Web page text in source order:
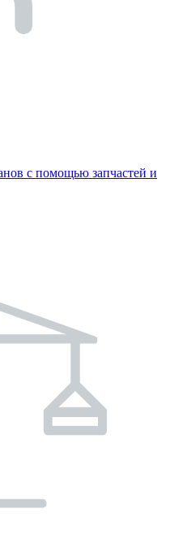
с помощью запчастей и